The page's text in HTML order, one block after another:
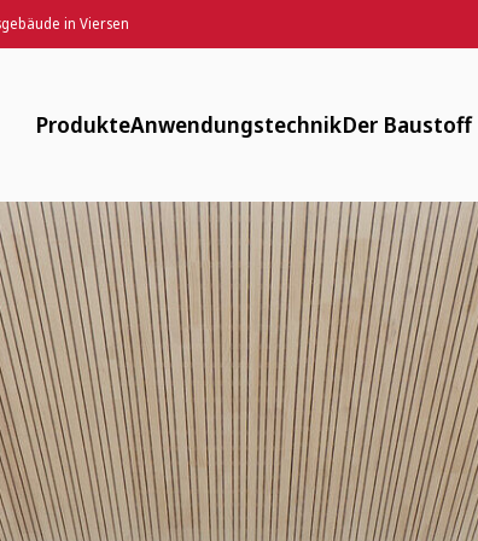
in Viersen
Produkte
Designputz, Farbspachtel, Anstriche
Lehmputze
Lehm-Trockenbau
Fachwerksanierung
Innendämmung
Mauerwerk und Stampflehm
Weitere Produkte
Anwendungstechnik
Downloads
FAQ
Maschinentechnik
Flächenheizung
Anwendungsvideos
Webinare
LV-Texte Lehmputze und weitere
Der Baustoff
Verfügbar
Energiearm
Zirkulär
Gesund
Historisch
in Viersen